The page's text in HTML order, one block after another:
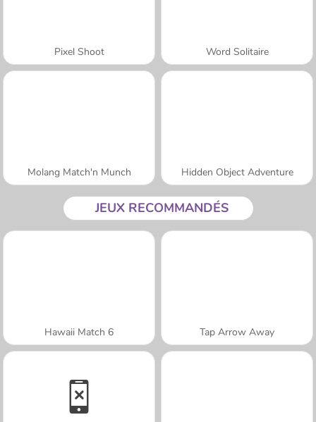
Pixel Shoot Word Solitaire
Molang Match'n Munch Hidden Object Adventure
JEUX RECOMMANDÉS
Hawaii Match 6 Tap Arrow Away